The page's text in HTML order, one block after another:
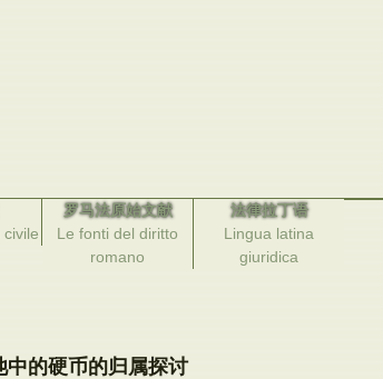
罗马法原始文献
Le fonti del diritto
romano
法律拉丁语
Lingua latina
giuridica
的硬币的归属探讨